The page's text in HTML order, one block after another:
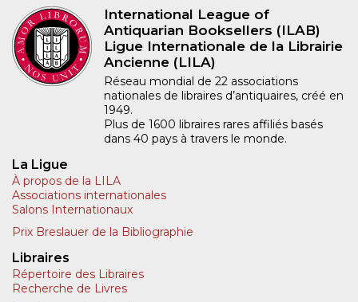
International League of
Antiquarian Booksellers (ILAB)
Ligue Internationale de la Librairie
Ancienne (LILA)
Réseau mondial de 22 associations
nationales de libraires d’antiquaires, créé en
1949.
Plus de 1600 libraires rares affiliés basés
dans 40 pays à travers le monde.
La Ligue
À propos de la LILA
Associations internationales
Salons Internationaux
Prix Breslauer de la Bibliographie
Libraires
Répertoire des Libraires
Recherche de Livres